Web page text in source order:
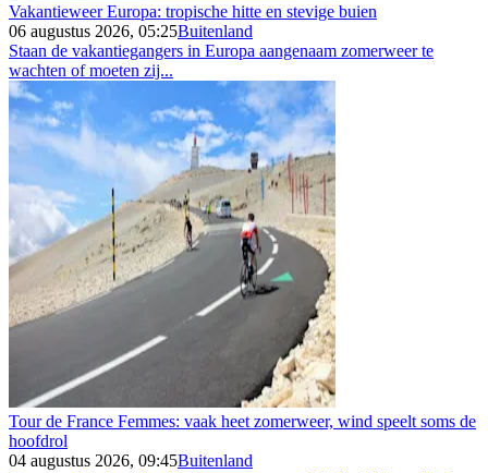
Vakantieweer Europa: tropische hitte en stevige buien
06 augustus 2026, 05:25Buitenland
Staan de vakantiegangers in Europa aangenaam zomerweer te
wachten of moeten zij...
Tour de France Femmes: vaak heet zomerweer, wind speelt soms de
hoofdrol
04 augustus 2026, 09:45Buitenland